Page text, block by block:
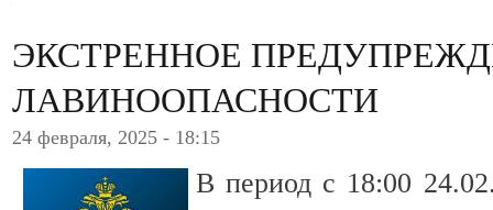
ЭКСТРЕННОЕ
ЛАВИНООПАСНОСТИ
24 февраля, 2025 - 18:15
В период с 18:00